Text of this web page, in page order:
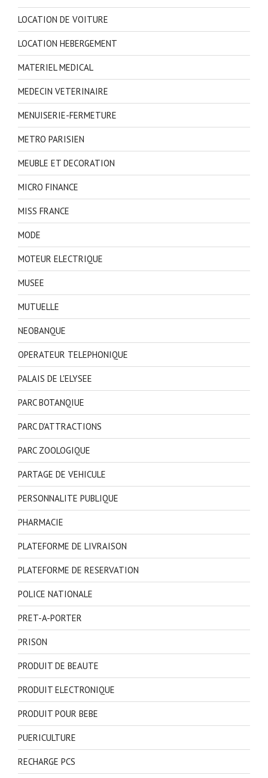
LOCATION DE VOITURE
LOCATION HEBERGEMENT
MATERIEL MEDICAL
MEDECIN VETERINAIRE
MENUISERIE-FERMETURE
METRO PARISIEN
MEUBLE ET DECORATION
MICRO FINANCE
MISS FRANCE
MODE
MOTEUR ELECTRIQUE
MUSEE
MUTUELLE
NEOBANQUE
OPERATEUR TELEPHONIQUE
PALAIS DE L'ELYSEE
PARC BOTANQIUE
PARC D'ATTRACTIONS
PARC ZOOLOGIQUE
PARTAGE DE VEHICULE
PERSONNALITE PUBLIQUE
PHARMACIE
PLATEFORME DE LIVRAISON
PLATEFORME DE RESERVATION
POLICE NATIONALE
PRET-A-PORTER
PRISON
PRODUIT DE BEAUTE
PRODUIT ELECTRONIQUE
PRODUIT POUR BEBE
PUERICULTURE
RECHARGE PCS